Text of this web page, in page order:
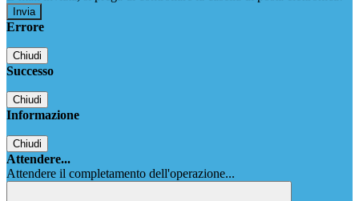
Errore
Chiudi
Successo
Chiudi
Informazione
Chiudi
Attendere...
Attendere il completamento dell'operazione...